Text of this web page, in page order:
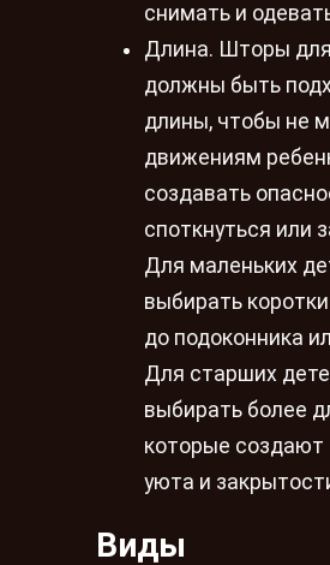
снимать и
Длина. Шторы
должны быть
длины, чтобы не
движениям
создавать
споткнуться или
Для маленьких
выбирать
до подоконника
Для старших
выбирать более
которые
уюта и
Виды